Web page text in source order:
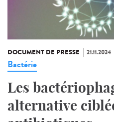
DOCUMENT DE PRESSE 21.11.2024
Bactérie
Les
alternative